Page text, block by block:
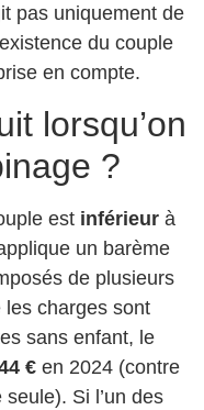
pas uniquement de
du couple
en compte.
lorsqu’on
?
est inférieur à
un barème
de plusieurs
charges sont
sans enfant, le
€en 2024 (contre
Si l’un des